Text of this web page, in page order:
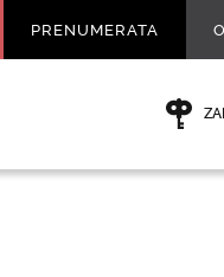
PRENUMERATA